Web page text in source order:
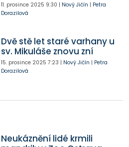
11. prosince 2025 9:30 | Nový Jičín | Petra
Dorazilová
Dvě stě let staré varhany u
sv. Mikuláše znovu zní
15. prosince 2025 7:23 | Nový Jičín | Petra
Dorazilová
Neukáznění lidé krmili